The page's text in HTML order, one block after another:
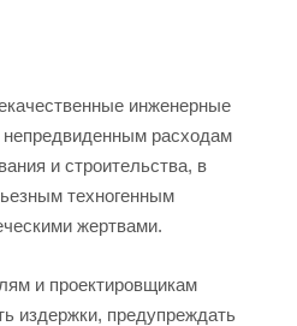
инженерные
непредвиденным расходам
и строительства, в
техногенным
жертвами.
и проектировщикам
издержки, предупреждать